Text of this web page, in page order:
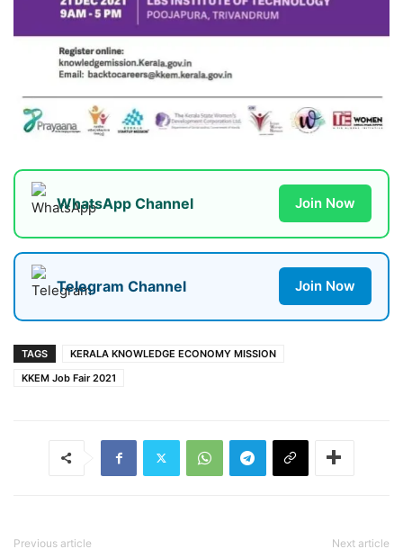
WhatsApp Channel Join Now
Telegram Channel Join Now
TAGS
KERALA KNOWLEDGE ECONOMY MISSION
KKEM Job Fair 2021
Previous article Next article